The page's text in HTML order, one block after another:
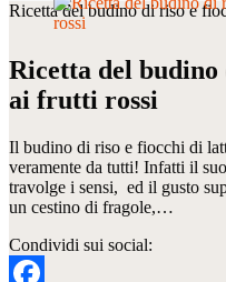
Ricetta del budino di riso e
Ricetta del
ai frutti rossi
Il budino di riso e fiocchi di
veramente da tutti! Infatti il
travolge i sensi, ed il gusto
un cestino di fragole,…
Condividi sui social: